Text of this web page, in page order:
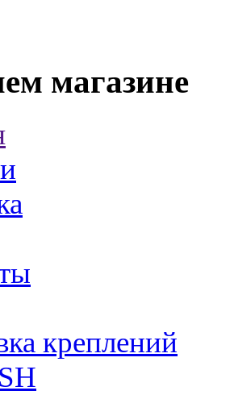
магазине
креплений